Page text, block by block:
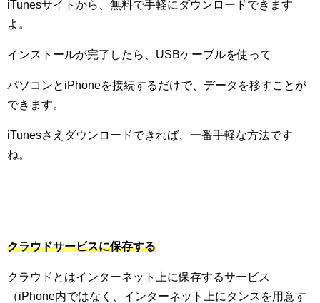
iTunesサイトから、無料で手軽にダウンロードできます
よ。
インストールが完了したら、 USBケーブルを使って
パソコンと iPhoneを接続するだけで、データを移すことが
できます。
iTunesさえダウンロードできれば、一番手軽な方法です
ね。
クラウドサービスに保存する
クラウドとはインターネット上に保存するサービス
（iPhone内ではなく、インターネット上にタンスを用意す